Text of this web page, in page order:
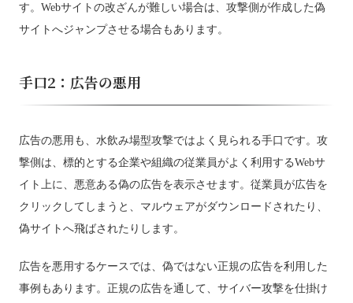
す。Webサイトの改ざんが難しい場合は、攻撃側が作成した偽
サイトへジャンプさせる場合もあります。
手口2：広告の悪用
広告の悪用も、水飲み場型攻撃ではよく見られる手口です。攻
撃側は、標的とする企業や組織の従業員がよく利用するWebサ
イト上に、悪意ある偽の広告を表示させます。従業員が広告を
クリックしてしまうと、マルウェアがダウンロードされたり、
偽サイトへ飛ばされたりします。
広告を悪用するケースでは、偽ではない正規の広告を利用した
事例もあります。正規の広告を通して、サイバー攻撃を仕掛け